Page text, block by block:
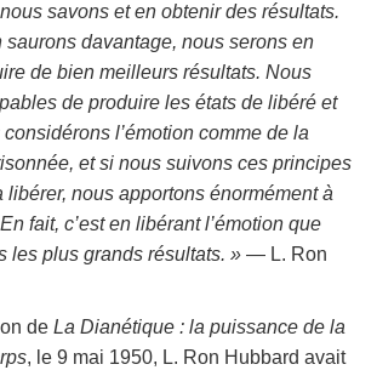
savons et en obtenir des résultats.
saurons davantage, nous serons en
de bien meilleurs résultats. Nous
de produire les états de libéré et
l’émotion comme de la
et si nous suivons ces principes
libérer, nous apportons énormément à
fait, c’est en libérant l’émotion que
les plus grands résultats. » — L. Ron
de La Dianétique : la puissance de la
, le 9 mai 1950, L. Ron Hubbard avait